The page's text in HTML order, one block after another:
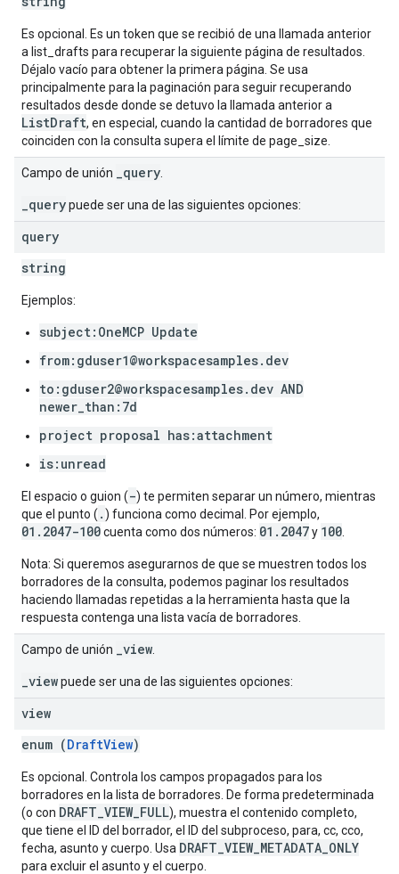
Es opcional. Es un token que se recibió de una llamada anterior
a list_drafts para recuperar la siguiente página de resultados.
Déjalo vacío para obtener la primera página. Se usa
principalmente para la paginación para seguir recuperando
resultados desde donde se detuvo la llamada anterior a
ListDraft, en especial, cuando la cantidad de borradores que
coinciden con la consulta supera el límite de page_size.
Campo de unión _query
_querypuede ser una de las siguientes opciones:
query
string
Ejemplos:
subject:OneMCP Update
from:gduser1@workspacesamples.dev
to:gduser2@workspacesamples.dev AND
newer_than:7d
project proposal has:attachment
is:unread
El espacio o guion (-) te permiten separar un número, mientras
que el punto ( .) funciona como decimal. Por ejemplo,
01.2047-100cuenta como dos números: 01.2047y 100
Nota: Si queremos asegurarnos de que se muestren todos los
borradores de la consulta, podemos paginar los resultados
haciendo llamadas repetidas a la herramienta hasta que la
respuesta contenga una lista vacía de borradores.
Campo de unión _view
_viewpuede ser una de las siguientes opciones:
view
enum (DraftView)
Es opcional. Controla los campos propagados para los
borradores en la lista de borradores. De forma predeterminada
(o con DRAFT_VIEW_FULL), muestra el contenido completo,
que tiene el ID del borrador, el ID del subproceso, para, cc, cco,
fecha, asunto y cuerpo. Usa DRAFT_VIEW_METADATA_ONLY
para excluir el asunto y el cuerpo.